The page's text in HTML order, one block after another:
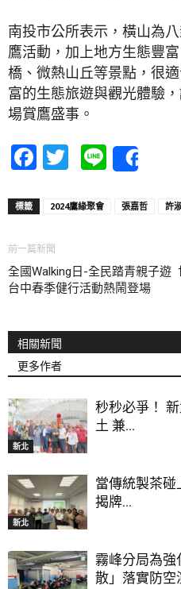
南投市公所表示，橫山為
鷹活動，加上地方生態豐
橋、微熱山丘等景點，很
富的生態旅遊與觀光體驗
場賞鷹盛事。
Facebook
Twitter
Line
標籤 2024鷹緣聚會 張嘉哲 許
前一篇新聞
全國Walking日-全民踏青親子遊
台中春季健行活動熱鬧登場
相關新聞
更多作者
新北
秒秒必爭！
土 兼...
新北
當傳統製茶碰
揭牌...
霧峰分局為
散」落實防空